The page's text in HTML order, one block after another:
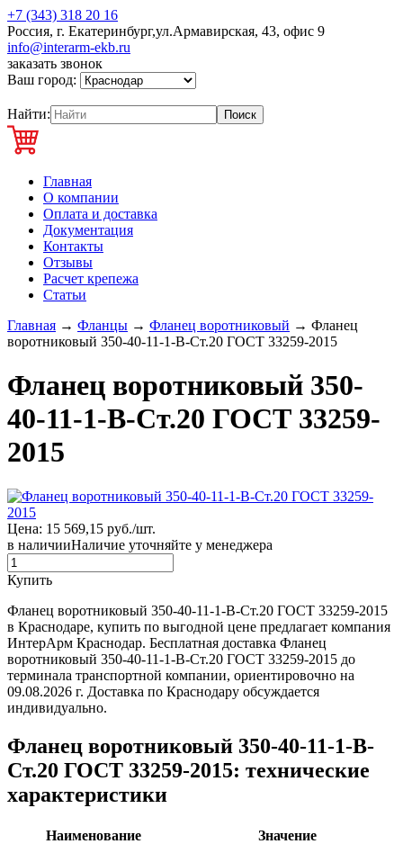
+7 (343) 318 20 16
Россия, г. Екатеринбург,ул.Армавирская, 43, офис 9
info@interarm-ekb.ru
заказать звонок
Ваш город:
Найти:
Главная
О компании
Оплата и доставка
Документация
Контакты
Отзывы
Расчет крепежа
Статьи
Главная → Фланцы → Фланец воротниковый → Фланец
воротниковый 350-40-11-1-В-Ст.20 ГОСТ 33259-2015
Фланец воротниковый 350-
40-11-1-В-Ст.20 ГОСТ 33259-
2015
Цена: 15 569,15 руб./шт.
в наличииНаличие уточняйте у менеджера
Купить
Фланец воротниковый 350-40-11-1-В-Ст.20 ГОСТ 33259-2015
в Краснодаре, купить по выгодной цене предлагает компания
ИнтерАрм Краснодар. Бесплатная доставка Фланец
воротниковый 350-40-11-1-В-Ст.20 ГОСТ 33259-2015 до
терминала транспортной компании, ориентировочно на
09.08.2026 г. Доставка по Краснодару обсуждается
индивидуально.
Фланец воротниковый 350-40-11-1-В-
Ст.20 ГОСТ 33259-2015: технические
характеристики
Наименование
Значение